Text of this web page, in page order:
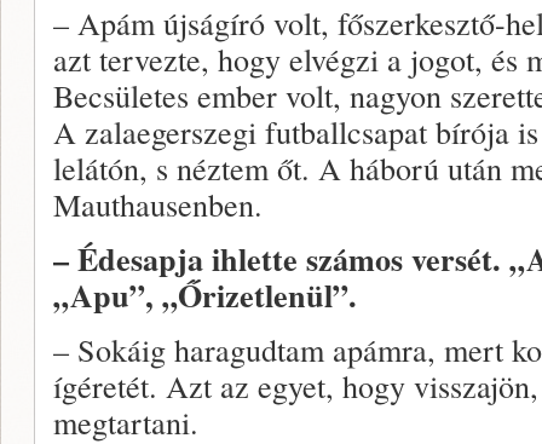
– Apám újságíró volt, főszerkesztő-
azt tervezte, hogy elvégzi a jogot, és
Becsületes ember volt, nagyon
A zalaegerszegi futballcsapat bírója
lelátón, s néztem őt. A háború után
Mauthausenben.
– Édesapja ihlette számos versét.
„Apu”, „Őrizetlenül”.
– Sokáig haragudtam apámra, mert
ígéretét. Azt az egyet, hogy
megtartani.